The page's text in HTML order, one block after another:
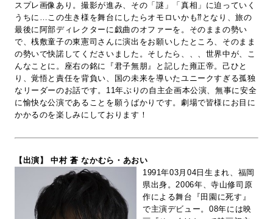
スプレ画像あり。撮影が進み、その「謎」「真相」に迫っていく
うちに…この生き様を舞台にしたらオモロいかも⁇となり、旅の
最後に阿部ディレクターに戯曲のオファーを。そのままの勢い
で、桟敷童子の東憲司さんに演出をお願いしたところ、そのまま
の勢いで快諾してくださいました。そしたら、、、世界中が、こ
んなことに。座右の銘に『君子無朋』と記した雍正帝。己ひと
り、覚悟と責任を背負い、国の未来を導いたユニークすぎる孤独
なリーダーのお話です。11年ぶりの自主企画本公演、無事に安全
に愉快な公演であることを願うばかりです。劇場で皆様にお目に
かかるのを楽しみにしております！
【出演】 中村 蒼 なかむら・あおい
1991年03月04日生まれ、福岡
県出身。2006年、寺山修司原
作による舞台『田園に死す』
で主演デビュー。08年には映